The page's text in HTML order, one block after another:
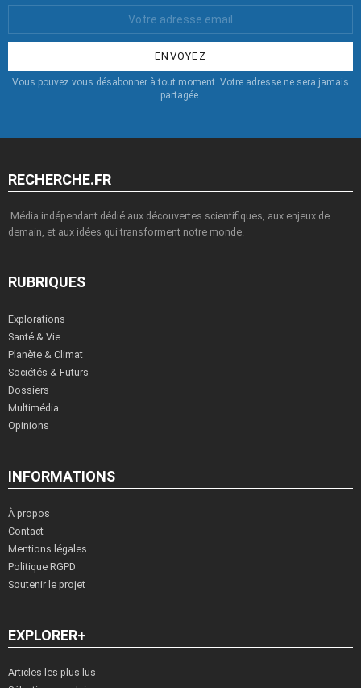
:
Vous pouvez vous désabonner à tout moment. Votre adresse ne sera jamais
partagée.
RECHERCHE.FR
Média indépendant dédié aux découvertes scientifiques, aux enjeux de
demain, et aux idées qui transforment notre monde.
RUBRIQUES
Explorations
Santé & Vie
Planète & Climat
Sociétés & Futurs
Dossiers
Multimédia
Opinions
INFORMATIONS
À propos
Contact
Mentions légales
Politique RGPD
Soutenir le projet
EXPLORER+
Articles les plus lus